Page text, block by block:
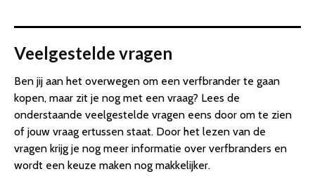
Veelgestelde vragen
Ben jij aan het overwegen om een verfbrander te gaan
kopen, maar zit je nog met een vraag? Lees de
onderstaande veelgestelde vragen eens door om te zien
of jouw vraag ertussen staat. Door het lezen van de
vragen krijg je nog meer informatie over verfbranders en
wordt een keuze maken nog makkelijker.